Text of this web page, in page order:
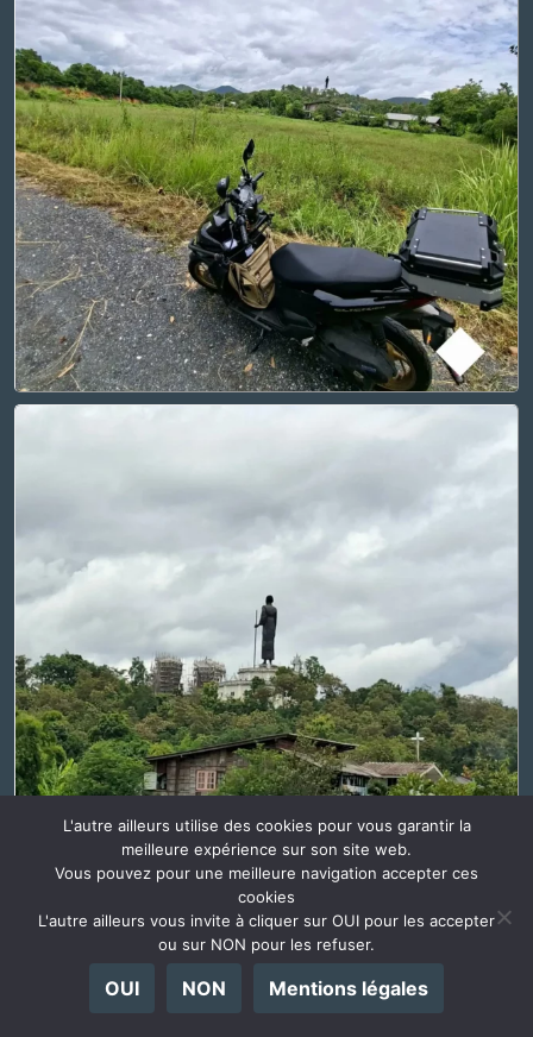
Plus de photos... La suite sur Instagram
L'autre ailleurs utilise des cookies pour vous garantir la
meilleure expérience sur son site web.
Vous pouvez pour une meilleure navigation accepter ces
cookies
L'autre ailleurs vous invite à cliquer sur OUI pour les accepter
ou sur NON pour les refuser.
OUI NON Mentions légales